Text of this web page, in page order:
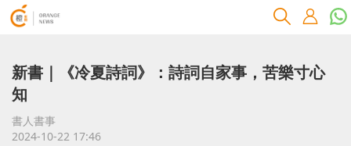
新書｜《冷夏詩詞》：詩詞自家事，苦樂寸心
知
書人書事
2024-10-22 17:46